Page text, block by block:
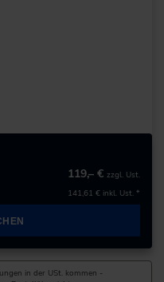
119,– € zzgl. Ust.
141,61 € inkl. Ust. *
in der USt. kommen -